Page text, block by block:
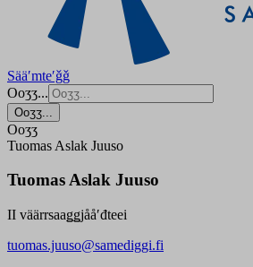
Sääʹmteʹǧǧ
Ooʒʒ...
Ooʒʒ...
Ooʒʒ
Tuomas Aslak Juuso
Tuomas Aslak Juuso
II väärrsaaǥǥjååʹđteei
tuomas.juuso@samediggi.fi